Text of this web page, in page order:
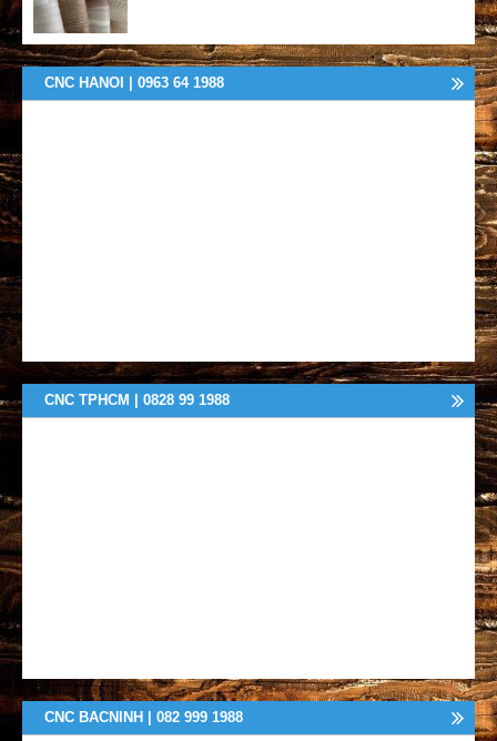
CNC HANOI | 0963 64 1988
CNC TPHCM | 0828 99 1988
CNC BACNINH | 082 999 1988